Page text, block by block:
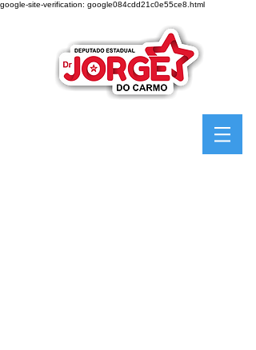
google-site-verification: google084cdd21c0e55ce8.html